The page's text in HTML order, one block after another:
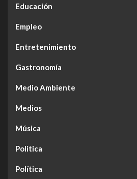
Educación
Empleo
Entretenimiento
Gastronomía
Medio Ambiente
Medios
Música
Politica
Política